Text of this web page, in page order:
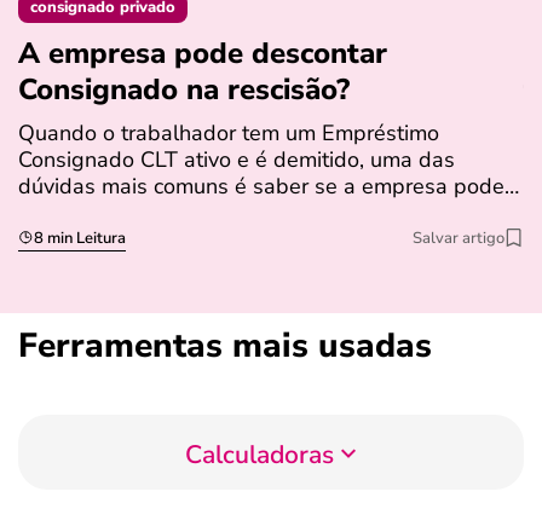
consignado privado
A empresa pode descontar
Consignado na rescisão​?
Quando o trabalhador tem um Empréstimo
Consignado CLT ativo e é demitido, uma das
dúvidas mais comuns é saber se a empresa pode…
8 min Leitura Salvar artigo
Ferramentas mais usadas
Calculadoras